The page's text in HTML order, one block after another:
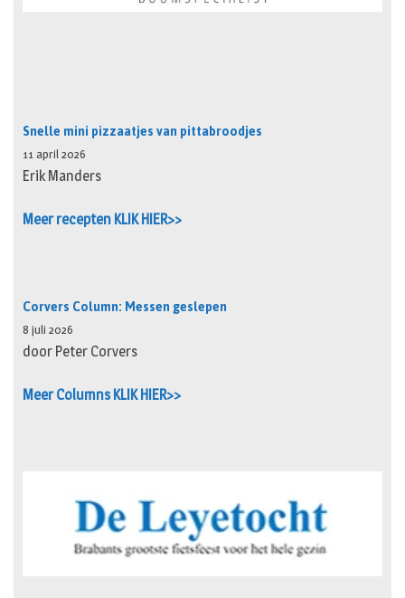
Snelle mini pizzaatjes van pittabroodjes
11 april 2026
Erik Manders
Meer recepten KLIK HIER>>
Corvers Column: Messen geslepen
8 juli 2026
door Peter Corvers
Meer Columns KLIK HIER>>